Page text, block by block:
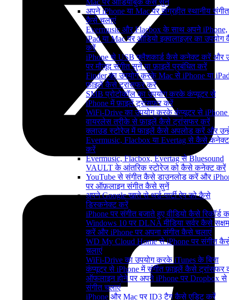
Mac पर ऑडियोबुक कैसे सुनें
अपने iPhone या Mac पर संग्रहीत स्थानीय संगीत
कैसे चलाएं
Evermusic और Flacbox के साथ अपने iPhone,
iPad या Mac पर ऑडियो इक्वलाइज़र का उपयोग
करें
iPhone से USB फ्लैशकार्ड कैसे कनेक्ट करें और
पर मौजूद संगीत सुनें या फ़ाइलें प्रबंधित करें
Finder का उपयोग करके Mac से iPhone या
फ़ाइलें कैसे ट्रांसफर करें
SMB प्रोटोकॉल का उपयोग करके कंप्यूटर से
iPhone में फ़ाइलें ट्रांसफर करें
WiFi-Drive का उपयोग करके कंप्यूटर से iPhone
वायरलेस तरीके से फ़ाइलें कैसे ट्रांसफर करें
क्लाउड स्टोरेज में फाइलें कैसे अपलोड करें और
Evermusic, Flacbox या Evertag से कैसे कनेक्ट
करें
Evermusic, Flacbox, Evertag से Bluesound
VAULT के आंतरिक स्टोरेज को कैसे कनेक्ट करें
YouTube से संगीत कैसे डाउनलोड करें और
पर ऑफ़लाइन संगीत कैसे सुनें
अपने Google खाते से थर्ड-पार्टी ऐप को कैसे
डिस्कनेक्ट करें
iPhone पर संगीत बजाते हुए वीडियो कैसे रिकॉर्ड
Windows 10 पर DLNA मीडिया सर्वर कैसे सक्षम
करें और iPhone पर अपना संगीत कैसे चलाएं
WD My Cloud Home से iPhone पर संगीत
चलाएं
WiFi-Drive का उपयोग करके iTunes के बिना
कंप्यूटर से iPhone में संगीत फ़ाइलें कैसे ट्रांसफर
ऑफलाइन होने पर अपने iPhone पर Dropbox से
संगीत चलाएं
iPhone और Mac पर ID3 टैग कैसे एडिट करें